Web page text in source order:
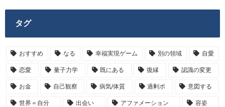
タグ
おすすめ なる 幸福実現ゲーム 別の領域 自愛
恋愛 量子力学 既にある 復縁 認識の変更
お金 自己観察 病気/体質 過剰ポ 意図する
世界＝自分 出会い アファメーション 容姿